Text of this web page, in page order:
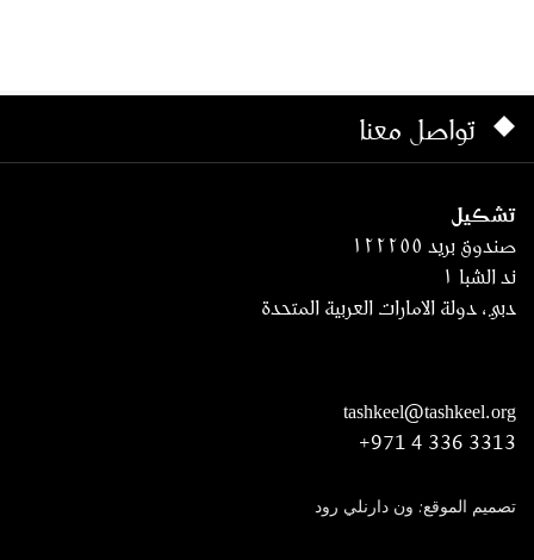
تواصل معنا
تشكيل
صندوق بريد ١٢٢٢٥٥
ند الشبا ١
دبي، دولة الامارات العربية المتحدة
tashkeel@tashkeel.org
+971 4 336 3313
تصميم الموقع: ون دارنلي رود